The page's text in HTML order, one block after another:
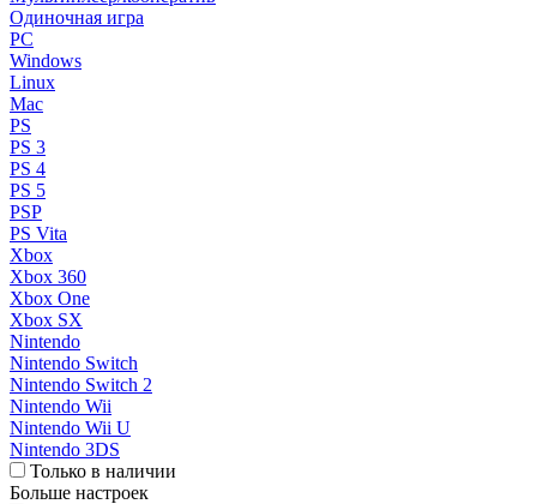
Одиночная игра
PC
Windows
Linux
Mac
PS
PS 3
PS 4
PS 5
PSP
PS Vita
Xbox
Xbox 360
Xbox One
Xbox SX
Nintendo
Nintendo Switch
Nintendo Switch 2
Nintendo Wii
Nintendo Wii U
Nintendo 3DS
Только в наличии
Больше настроек